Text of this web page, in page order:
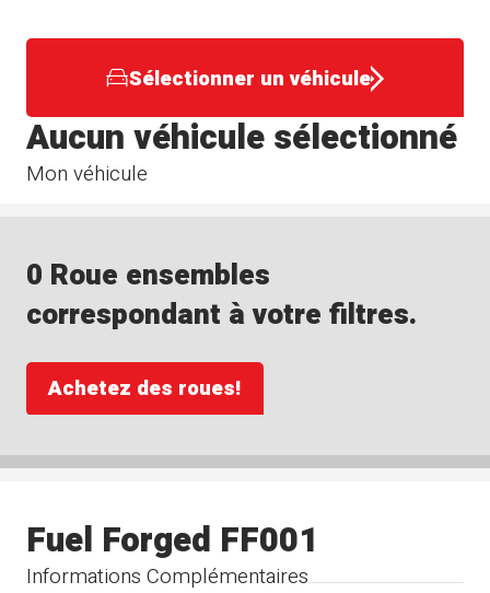
Sélectionner un véhicule
Mon véhicule
Aucun véhicule sélectionné
0 Roue ensembles
correspondant à votre filtres.
Achetez des roues!
Informations Complémentaires
Fuel Forged FF001